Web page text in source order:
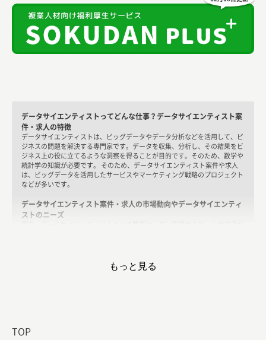
TOP
データサイエンティストってどんな仕事？データサイエンティスト案
件・求人の特徴
データサイエンティストは、ビッグデータやデータ分析などを活用して、ビ
ジネスの問題を解決する専門家です。データを収集、分析し、その結果をビ
ジネス上の役に立てるような洞察を得ることが目的です。そのため、数学や
統計学の知識が必要です。 そのため、データサイエンティスト案件や求人
は、ビッグデータを活用したサービスやマーケティング戦略のプロジェクト
などが多いです。
データサイエンティスト案件・求人の市場動向やデータサイエンティ
ストのニーズ
いて行うことが重要になっており、そのような業務を行うのがデータサイエ
ンティストです。そのため、多くの企業がデータサイエンティストを採用す
データサイエンティスト案件・求人で求められるスキル
もっと見る